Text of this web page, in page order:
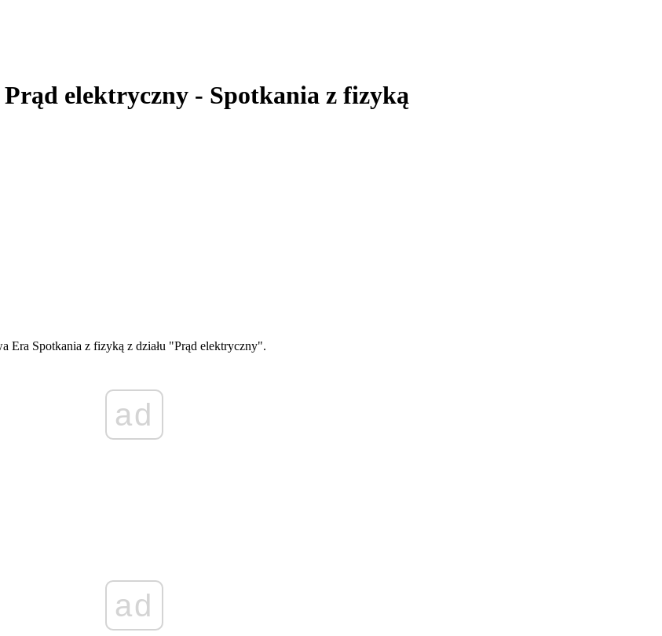
elektryczny - Spotkania z fizyką
Era Spotkania z fizyką z działu "Prąd elektryczny".
ad
ad